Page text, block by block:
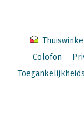
Colofon